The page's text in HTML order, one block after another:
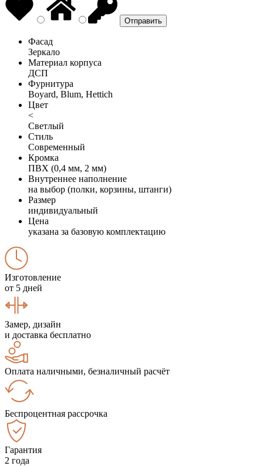
Фасад
Зеркало
Материал корпуса
ДСП
Фурнитура
Boyard, Blum, Hettich
Цвет
<
Светлый
Стиль
Современный
Кромка
ПВХ (0,4 мм, 2 мм)
Внутреннее наполнение
на выбор (полки, корзины, штанги)
Размер
индивидуальный
Цена
указана за базовую комплектацию
Изготовление
от 5 дней
Замер, дизайн
и доставка бесплатно
Оплата наличными, безналичный расчёт
Беспроцентная рассрочка
Гарантия
2 года